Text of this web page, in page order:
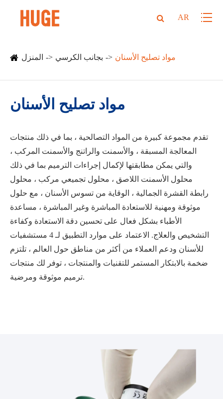
AR
المنزل بجانب الكرسي مواد تصليح الأسنان
مواد تصليح الأسنان
تقدم مجموعة كبيرة من المواد التصالحية ، بما في ذلك منتجات
المعالجة المسبقة ، والأسمنت والراتنج والأسمنت المركب ،
والتي يمكن مطابقتها لإكمال إجراءات الترميم بما في ذلك
محلول الأسمنت اللاصق ، محلول تجميعي مركب ، محلول
رابطة القشرة الجمالية ، الوقاية من تسوس الأسنان ، مع حلول
موثوقة ومهنية للاستعادة المباشرة وغير المباشرة ، مساعدة
الأطباء بشكل فعال على تحسين دقة الاستعادة وكفاءة
التشخيص والعلاج. الاعتماد على موارد التطبيق لـ 4 مستشفيات
للأسنان ودعم العملاء من أكثر من مناطق حول العالم ، تلتزم
ضخمة بالابتكار المستمر للتقنيات والمنتجات ، توفر لك منتجات
ترميم موثوقة ومرضية.